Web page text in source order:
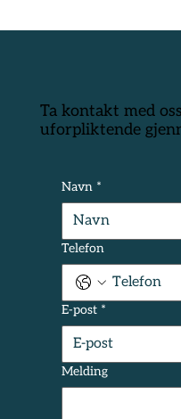
Ta kontakt med
uforpliktende
Navn *
Telefon
E-post *
Melding